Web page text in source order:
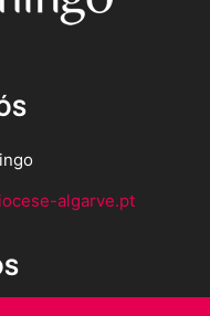
algarve.pt